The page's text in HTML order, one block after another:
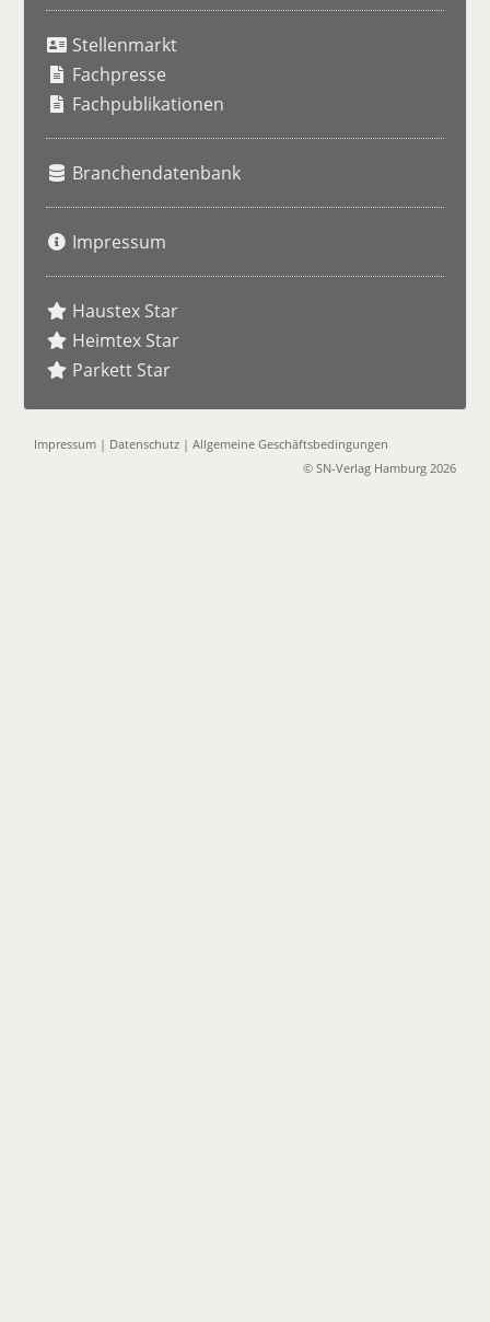
Stellenmarkt
Fachpresse
Fachpublikationen
Branchendatenbank
Impressum
Haustex Star
Heimtex Star
Parkett Star
Impressum | Datenschutz |Allgemeine Geschäftsbedingungen
© SN-Verlag Hamburg 2026